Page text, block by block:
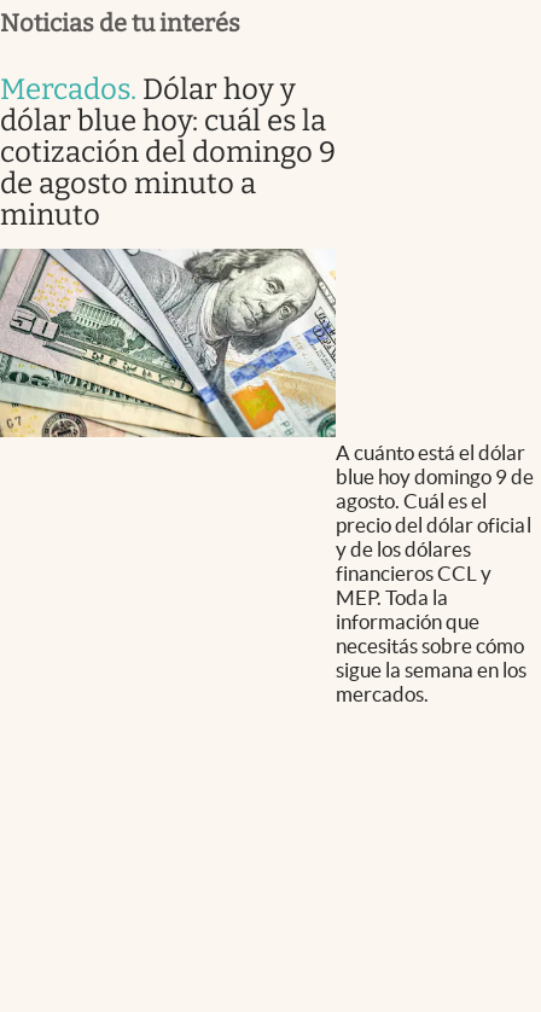
Noticias de tu interés
Mercados. Dólar hoy y
dólar blue hoy: cuál es la
cotización del domingo 9
de agosto minuto a
minuto
A cuánto está el dólar
blue hoy domingo 9 de
agosto. Cuál es el
precio del dólar oficial
y de los dólares
financieros CCL y
MEP. Toda la
información que
necesitás sobre cómo
sigue la semana en los
mercados.